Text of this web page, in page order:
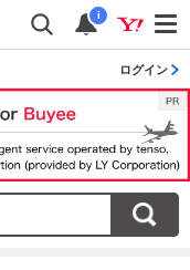
i
ログイン